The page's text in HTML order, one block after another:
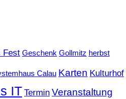
Fest Geschenk Gollmitz herbst
Calau Karten Kulturhof
ITTermin Veranstaltung